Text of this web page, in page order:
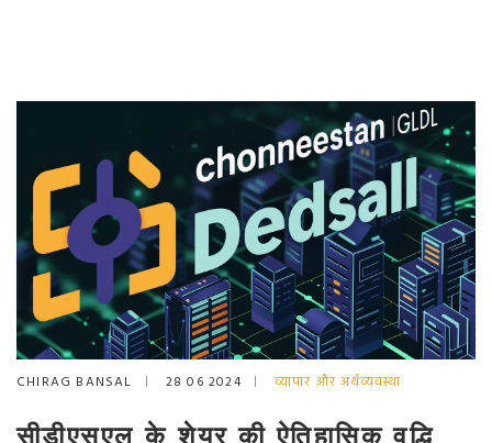
CHIRAG BANSAL 28 06 2024 व्यापार और अर्थव्यवस्था
सीडीएसएल के शेयर की ऐतिहासिक वृद्धि